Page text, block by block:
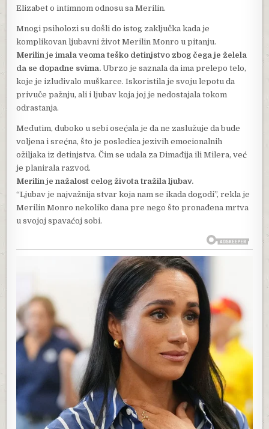
Elizabet o intimnom odnosu sa Merilin.
Mnogi psiholozi su došli do istog zaključka kada je
komplikovan ljubavni život Merilin Monro u pitanju.
Merilin je imala veoma teško detinjstvo zbog čega je želela
da se dopadne svima.Ubrzo je saznala da ima prelepo telo,
koje je izluđivalo muškarce. Iskoristila je svoju lepotu da
privuče pažnju, ali i ljubav koja joj je nedostajala tokom
odrastanja.
Međutim, duboko u sebi osećala je da ne zaslužuje da bude
voljena i srećna, što je posledica jezivih emocionalnih
ožiljaka iz detinjstva. Čim se udala za Dimađija ili Milera, već
je planirala razvod.
Merilin je nažalost celog života tražila ljubav.
“Ljubav je najvažnija stvar koja nam se ikada dogodi”, rekla je
Merilin Monro nekoliko dana pre nego što pronađena mrtva
u svojoj spavaćoj sobi.